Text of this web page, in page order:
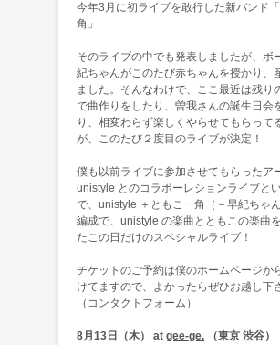
今年3月に初ライブを敢行した新バンド
角」
そのライブの中でも発表しましたが、ボ
紀ちゃんがこのたび赤ちゃんを授かり、
ました。そんなわけで、ここ最近は残り
で曲作りをしたり、曽我さんの誕生日会
り、相変わらず楽しくやらせてもらって
が、このたび２度目のライブが決定！
僕も以前ライブに参加させてもらったア
unistyle とのコラボーレションライブと
で、unistyle ＋ともこ一角（－早紀ちゃ
編成で、unistyle の楽曲とともこの楽曲
たこの日だけのスペシャルライブ！
チケットのご予約は僕のホームページか
けてますので、よかったらぜひお越し下
（ コンタクトフォーム ）
8月13日（木） at gee-ge. （東京 渋谷）